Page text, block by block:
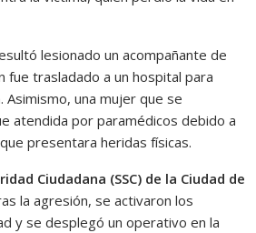
lesionado un acompañante de
fue trasladado a un hospital para
Asimismo, una mujer que se
atendida por paramédicos debido a
presentara heridas físicas.
Ciudadana (SSC) de la Ciudad de
la agresión, se activaron los
y se desplegó un operativo en la